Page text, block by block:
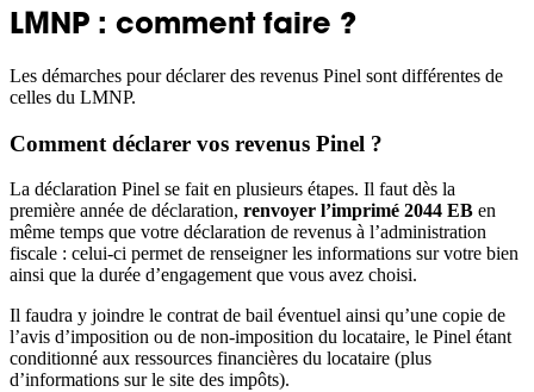
LMNP : comment faire ?
Les démarches pour déclarer des revenus Pinel sont différentes de
celles du LMNP.
Comment déclarer vos revenus Pinel ?
La déclaration Pinel se fait en plusieurs étapes. Il faut dès la
première année de déclaration, renvoyer l’imprimé 2044 EB en
même temps que votre déclaration de revenus à l’administration
fiscale : celui-ci permet de renseigner les informations sur votre bien
ainsi que la durée d’engagement que vous avez choisi.
Il faudra y joindre le contrat de bail éventuel ainsi qu’une copie de
l’avis d’imposition ou de non-imposition du locataire, le Pinel étant
conditionné aux ressources financières du locataire (plus
d’informations sur le site des impôts).